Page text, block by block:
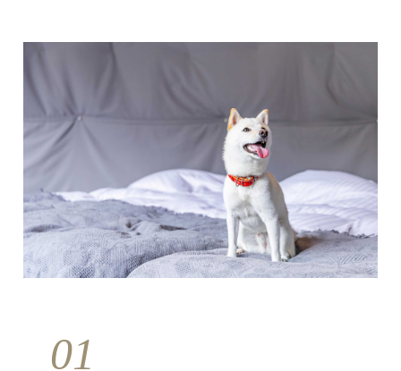
01